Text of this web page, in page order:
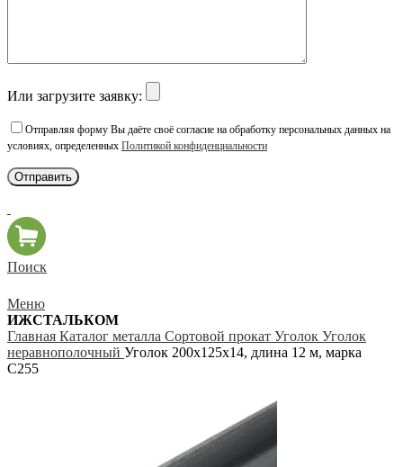
Или загрузите заявку:
Отправляя форму Вы даёте своё согласие на обработку персональных данных на
условиях, определенных Политикой конфиденциальности
Поиск
Меню
ИЖСТАЛЬКОМ
Главная Каталог металла Сортовой прокат Уголок Уголок
неравнополочный Уголок 200х125х14, длина 12 м, марка
С255